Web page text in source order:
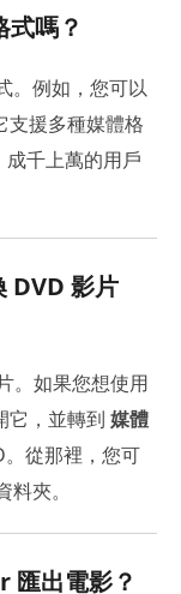
嗎？
。例如，您可以
支援多種媒體格
成千上萬的用戶
DVD 影片
。如果您想使用
它，並轉到 媒體
。從那裡，您可
夾。
匯出電影？